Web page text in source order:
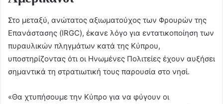
Στο μεταξύ, ανώτατος αξιωματούχος των Φρουρών της
Επανάστασης (IRGC), έκανε λόγο για εντατικοποίηση των
πυραυλικών πληγμάτων κατά της Κύπρου,
υποστηρίζοντας ότι οι Ηνωμένες Πολιτείες έχουν αυξήσει
σημαντικά τη στρατιωτική τους παρουσία στο νησί.
«Θα χτυπήσουμε την Κύπρο για να φύγουν οι